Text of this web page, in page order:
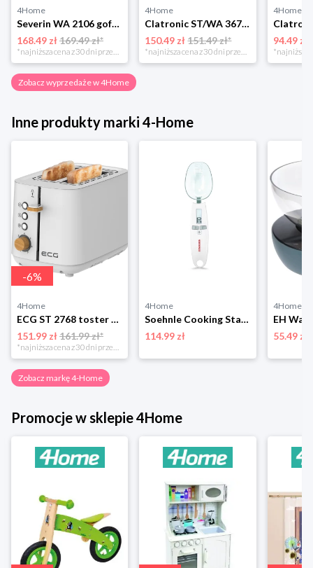
4Home
Severin WA 2106 gofrownica duo, czarny
168.49 zł169.49 zł*
4Home
Clatronic ST/WA 3670 Opiekacz do kanapek
150.49 zł 151.49 zł*
4Home
94.49 zł
Zobacz wyprzedaże w 4Home
Inne produkty marki 4-Home
-6%
4Home
ECG ST 2768 toster Timber White 4-Home
151.99 zł161.99 zł*
*najniższa cena z 30 dni przed obniżką
4Home
Soehnle Cooking Star waga łyżkowa 66220 4-Home
114.99 zł
4Home
55.49 zł
Zobacz markę 4-Home
Promocje w sklepie 4Home